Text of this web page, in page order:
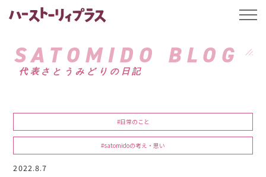
ハーストーリィプ
SATOMIDO BLOG
代表さとうみどりの日記
#日常のこと
#satomidoの考え・思い
2022.8.7
t
l
a
n